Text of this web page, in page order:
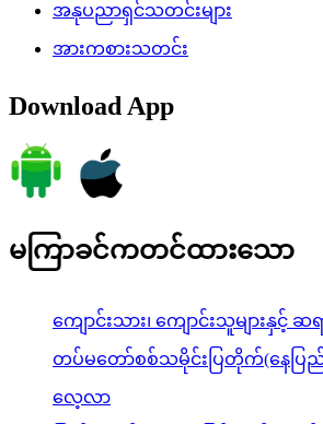
အနုပညာရှင်သတင်းများ
အားကစားသတင်း
Download App
မကြာခင်ကတင်ထားသော
ကျောင်းသား၊ ကျောင်းသူများနှင့် ဆရ
တပ်မတော်စစ်သမိုင်းပြတိုက်(နေပြ
လေ့လာ